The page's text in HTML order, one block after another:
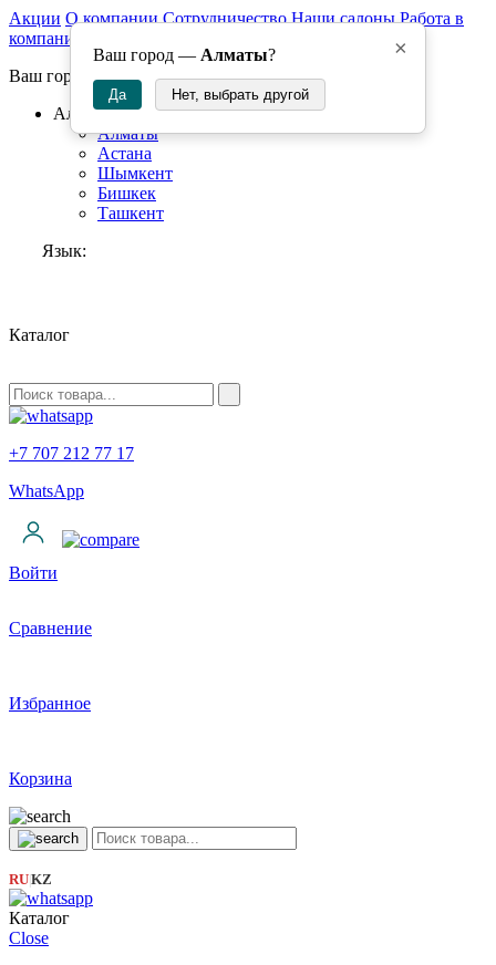
×
Ваш город — Алматы?
Да Нет, выбрать другой
Акции О компании Сотрудничество Наши салоны Работа в
компании
Ваш город:
Алматы
Алматы
Астана
Шымкент
Бишкек
Ташкент
Язык:
Каталог
+7 707 212 77 17
WhatsApp
Войти
Сравнение
Избранное
Корзина
RU|KZ
Каталог
Close